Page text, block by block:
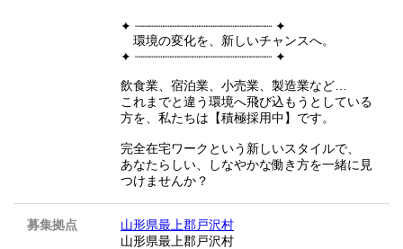
✦ ┈┈┈┈┈┈┈┈┈┈┈┈┈┈┈┈┈┈┈ ✦
環境の変化を、新しいチャンスへ。
✦ ┈┈┈┈┈┈┈┈┈┈┈┈┈┈┈┈┈┈┈ ✦
飲食業、宿泊業、小売業、製造業など…
これまでと違う環境へ飛び込もうとしている
方を、私たちは【積極採用中】です。
完全在宅ワークという新しいスタイルで、
あなたらしい、しなやかな働き方を一緒に見
つけませんか？
募集拠点
山形県最上郡戸沢村
山形県最上郡戸沢村